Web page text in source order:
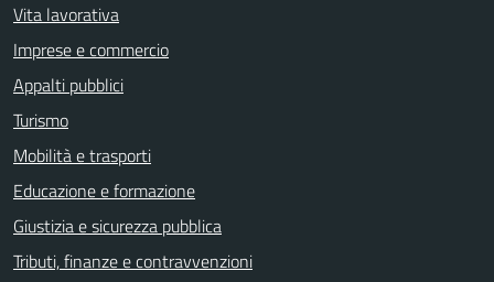
Vita lavorativa
Imprese e commercio
Appalti pubblici
Turismo
Mobilità e trasporti
Educazione e formazione
Giustizia e sicurezza pubblica
Tributi, finanze e contravvenzioni